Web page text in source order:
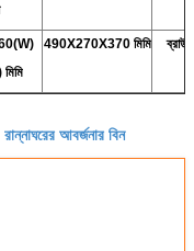
490X270X370 মিমি
রান্নাঘরের আবর্জনার বিন